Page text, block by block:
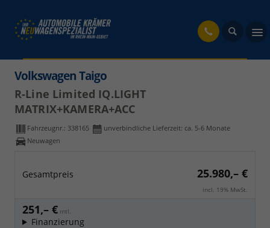
Volkswagen Taigo
R-Line Limited IQ.LIGHT
MATRIX+KAMERA+ACC
Fahrzeugnr.: 338165
unverbindliche Lieferzeit: ca. 5-6 Monate
Neuwagen
Gesamtpreis 25.980,– €
incl. 19% MwSt.
251,– € mtl.
Finanzierung